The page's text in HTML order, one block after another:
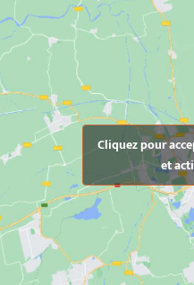
Cliquez pour
et